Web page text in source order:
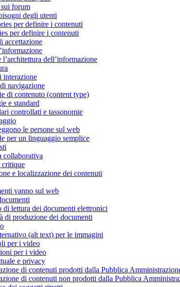
forum
degli utenti
per definire i contenuti
per definire i contenuti
accettazione
dell’informazione
interazione
navigazione
di contenuto (content type)
e standard
controllati e tassonomie
le persone sul web
per un linguaggio semplice
collaborativa
critique
e localizzazione dei contenuti
vanno sul web
di lettura dei documenti elettronici
di produzione dei documenti
(alt text) per le immagini
per i video
per i video
e privacy
di contenuti prodotti dalla Pubblica
di contenuti non prodotti dalla Pubblica